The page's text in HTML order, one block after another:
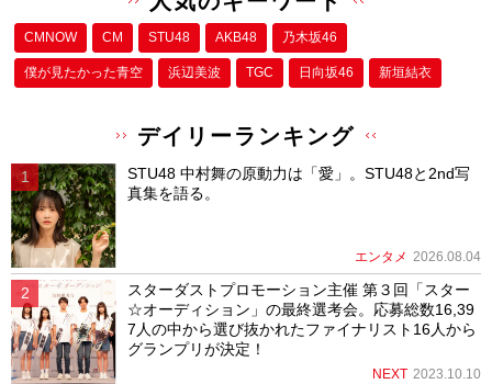
CMNOW CM STU48 AKB48 乃木坂46
僕が⾒たかった⻘空 浜辺美波 TGC 日向坂46 新垣結衣
デイリーランキング
STU48 中村舞の原動力は「愛」。STU48と2nd写
真集を語る。
エンタメ 2026.08.04
スターダストプロモーション主催 第３回「スター
☆オーディション」の最終選考会。応募総数16,39
7人の中から選び抜かれたファイナリスト16人から
グランプリが決定！
NEXT 2023.10.10